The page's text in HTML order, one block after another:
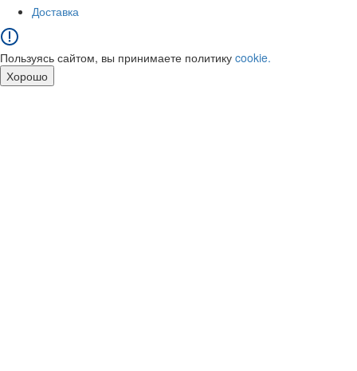
Доставка
Пользуясь сайтом, вы принимаете политику cookie.
Хорошо